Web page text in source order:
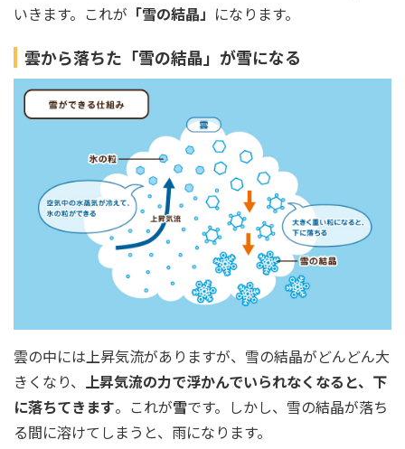
いきます。これが 「雪の結晶」 になります。
雲から落ちた「雪の結晶」が雪になる
雲の中には上昇気流がありますが、雪の結晶がどんどん大
きくなり、 上昇気流の力で浮かんでいられなくなると、下
に落ちてきます。これが雪です。しかし、雪の結晶が落ち
る間に溶けてしまうと、雨になります。